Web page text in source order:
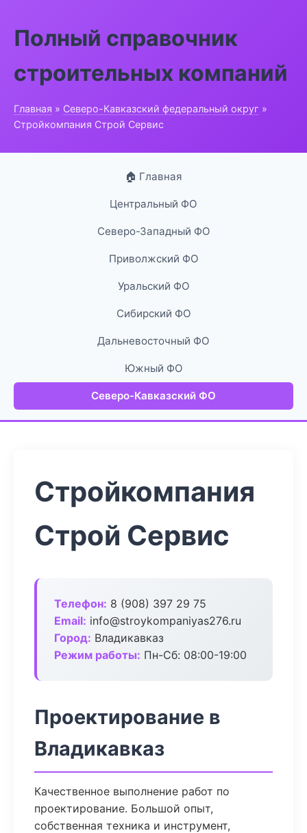
Полный справочник
строительных компаний
Главная » Северо-Кавказский федеральный округ »
Стройкомпания Строй Сервис
🏠 Главная
Центральный ФО
Северо-Западный ФО
Приволжский ФО
Уральский ФО
Сибирский ФО
Дальневосточный ФО
Южный ФО
Северо-Кавказский ФО
Стройкомпания
Строй Сервис
Телефон: 8 (908) 397 29 75
Email: info@stroykompaniyas276.ru
Город: Владикавказ
Режим работы: Пн-Сб: 08:00-19:00
Проектирование в
Владикавказ
Качественное выполнение работ по
проектирование. Большой опыт,
собственная техника и инструмент,